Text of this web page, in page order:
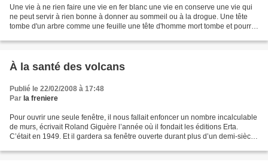
Une vie à ne rien faire une vie en fer blanc une vie en conserve une vie qui
ne peut servir à rien bonne à donner au sommeil ou à la drogue. Une tête
tombe d'un arbre comme une feuille une tête d'homme mort tombe et pourrit
À la santé des volcans
Publié le 22/02/2008 à 17:48
Par la freniere
Pour ouvrir une seule fenêtre, il nous fallait enfoncer un nombre incalculable
de murs, écrivait Roland Giguère l’année où il fondait les éditions Erta.
C’était en 1949. Et il gardera sa fenêtre ouverte durant plus d’un demi-siècle.